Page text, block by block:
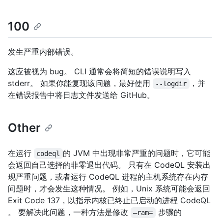
100
发生严重内部错误。
这应被视为 bug。 CLI 通常会将简短的错误说明写入
stderr。 如果你能复现该问题，最好使用
--logdir
，并
在错误报告中将日志文件发送给 GitHub。
Other
在运行 codeql
的 JVM 中出现非常严重的问题时，它可能
会返回自己选择的非零退出代码。 只有在 CodeQL 安装出
现严重问题，或者运行 CodeQL 进程的主机系统存在内存
问题时，才会发生这种情况。 例如，Unix 系统可能会返回
Exit Code 137，以指示内核已终止已启动的进程 CodeQL
。 要解决此问题，一种方法是修改
–ram= 步骤的